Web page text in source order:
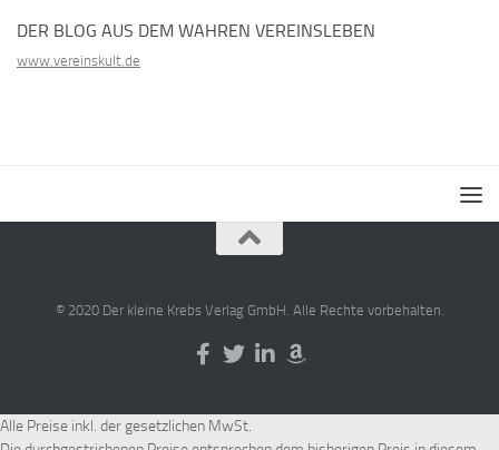
DER BLOG AUS DEM WAHREN VEREINSLEBEN
www.vereinskult.de
© 2020 Der kleine Krebs Verlag GmbH. Alle Rechte vorbehalten.
Alle Preise inkl. der gesetzlichen MwSt.